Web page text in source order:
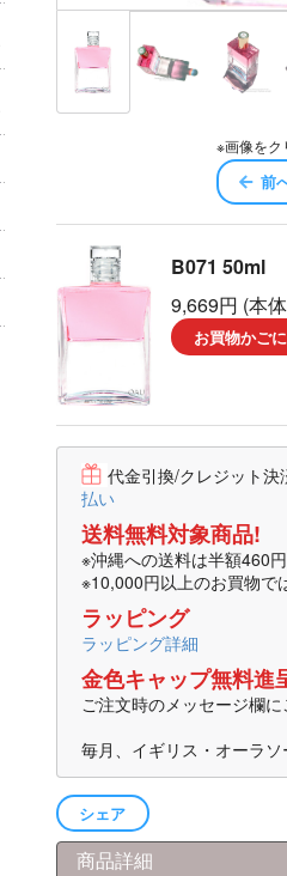
クイントエッセンスエアコンデ
大天使エアコンディショナー
その他のオーラソーマ製品
オーラソーマ書籍
音楽ＣＤ
※画像をク
前
B071 50ml
9,669円 (本
お買物かご
代金引換/クレジット
払い
送料無料対象商品!
※沖縄への送料は半額460
※10,000円以上のお買物で
ラッピング
ラッピング詳細
金色キャップ無料進
ご注文時のメッセージ欄に
毎月、イギリス・オーラ
シェア
商品詳細